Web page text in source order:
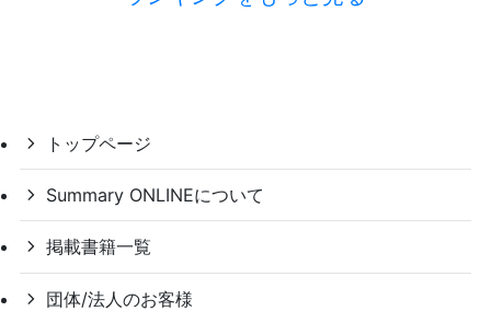
トップページ
Summary ONLINEについて
掲載書籍一覧
団体/法人のお客様